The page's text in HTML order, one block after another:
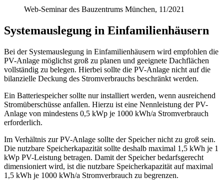
Web-Seminar des Bauzentrums München, 11/2021
Systemauslegung in Einfamilienhäusern
Bei der Systemauslegung in Einfamilienhäusern wird empfohlen die
PV-Anlage möglichst groß zu planen und geeignete Dachflächen
vollständig zu belegen. Hierbei sollte die PV-Anlage nicht auf die
bilanzielle Deckung des Stromverbrauchs beschränkt werden.
Ein Batteriespeicher sollte nur installiert werden, wenn ausreichend
Stromüberschüsse anfallen. Hierzu ist eine Nennleistung der PV-
Anlage von mindestens 0,5 kWp je 1000 kWh/a Stromverbrauch
erforderlich.
Im Verhältnis zur PV-Anlage sollte der Speicher nicht zu groß sein.
Die nutzbare Speicherkapazität sollte deshalb maximal 1,5 kWh je 1
kWp PV-Leistung betragen. Damit der Speicher bedarfsgerecht
dimensioniert wird, ist die nutzbare Speicherkapazität auf maximal
1,5 kWh je 1000 kWh/a Stromverbrauch zu begrenzen.